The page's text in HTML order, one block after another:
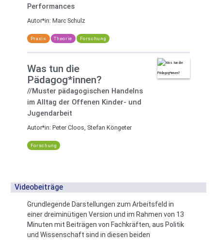
Performances
Autor*in: Marc Schulz
Praxis Theorie Forschung
Was tun die
Pädagog*innen?
//Muster pädagogischen Handelns
im Alltag der Offenen Kinder- und
Jugendarbeit
Autor*in: Peter Cloos, Stefan Köngeter
Forschung
Videobeiträge
Grundlegende Darstellungen zum Arbeitsfeld in
einer dreiminütigen Version und im Rahmen von 13
Minuten mit Beiträgen von Fachkräften, aus Politik
und Wissenschaft sind in diesen beiden